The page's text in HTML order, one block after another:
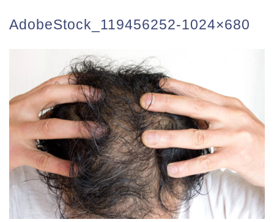
AdobeStock_119456252-1024×680